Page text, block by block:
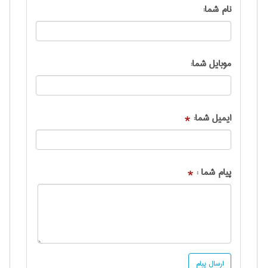
نام شما:
موبایل شما:
ایمیل شما: *
پیام شما : *